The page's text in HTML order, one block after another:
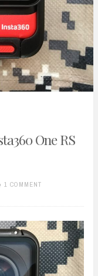
One RS
1 COMMENT